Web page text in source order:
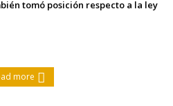
tomó posición respecto a la ley
more